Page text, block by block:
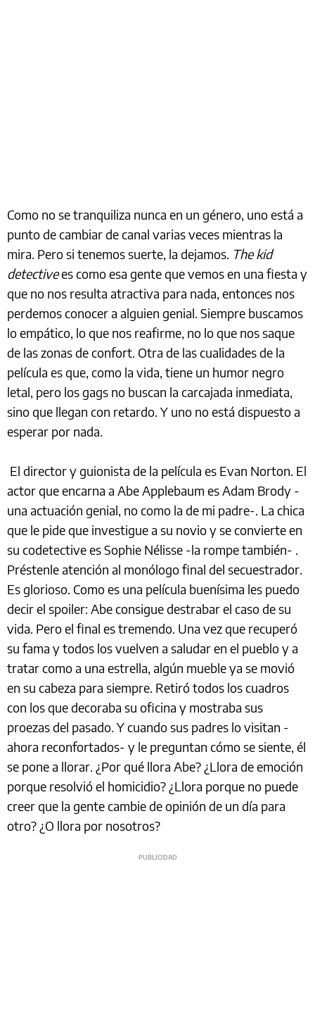
Como no se tranquiliza nunca en un género, uno está a
punto de cambiar de canal varias veces mientras la
mira. Pero si tenemos suerte, la dejamos. The kid
detectivees como esa gente que vemos en una fiesta y
que no nos resulta atractiva para nada, entonces nos
perdemos conocer a alguien genial. Siempre buscamos
lo empático, lo que nos reafirme, no lo que nos saque
de las zonas de confort. Otra de las cualidades de la
película es que, como la vida, tiene un humor negro
letal, pero los gags no buscan la carcajada inmediata,
sino que llegan con retardo. Y uno no está dispuesto a
esperar por nada.
El director y guionista de la película es Evan Norton. El
actor que encarna a Abe Applebaum es Adam Brody -
una actuación genial, no como la de mi padre-. La chica
que le pide que investigue a su novio y se convierte en
su codetective es Sophie Nélisse -la rompe también- .
Préstenle atención al monólogo final del secuestrador.
Es glorioso. Como es una película buenísima les puedo
decir el spoiler: Abe consigue destrabar el caso de su
vida. Pero el final es tremendo. Una vez que recuperó
su fama y todos los vuelven a saludar en el pueblo y a
tratar como a una estrella, algún mueble ya se movió
en su cabeza para siempre. Retiró todos los cuadros
con los que decoraba su oficina y mostraba sus
proezas del pasado. Y cuando sus padres lo visitan -
ahora reconfortados- y le preguntan cómo se siente, él
se pone a llorar. ¿Por qué llora Abe? ¿Llora de emoción
porque resolvió el homicidio? ¿Llora porque no puede
creer que la gente cambie de opinión de un día para
otro? ¿O llora por nosotros?